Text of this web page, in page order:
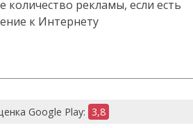
количество рекламы, если есть
к Интернету
Google Play: 3,8